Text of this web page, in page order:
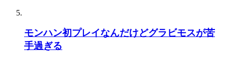
モンハン初プレイなんだけどグラビモスが苦
手過ぎる